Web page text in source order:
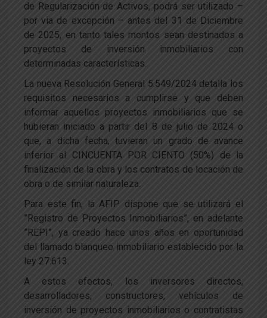
de Regularización de Activos, podrá ser utilizado –
por via de excepción – antes del 31 de Diciembre
de 2025, en tanto tales montos sean destinados a
proyectos de inversión inmobiliarios con
determinadas características.
La nueva Resolución General 5.549/2024 detalla los
requisitos necesarios a cumplirse y que deben
informar aquellos proyectos inmobiliarios que se
hubieran iniciado a partir del 8 de julio de 2024 o
que, a dicha fecha, tuvieran un grado de avance
inferior al CINCUENTA POR CIENTO (50%) de la
finalización de la obra y los contratos de locación de
obra o de similar naturaleza.
Para este fin, la AFIP dispone que se utilizará el
”Registro de Proyectos Inmobiliarios”, en adelante
”REPI”, ya creado hace unos años en oportunidad
del llamado blanqueo inmobiliario establecido por la
ley 27.613.
A estos efectos, los inversores directos,
desarrolladores, constructores, vehículos de
inversión de proyectos inmobiliarios o contratistas